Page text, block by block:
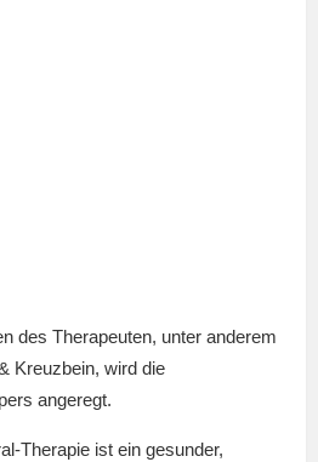
des Therapeuten, unter anderem
Kreuzbein, wird die
angeregt.
Therapie ist ein gesunder,